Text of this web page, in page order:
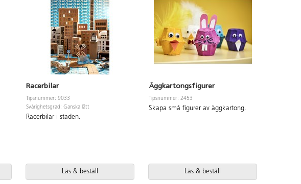
Racerbilar
Tipsnummer: 9033
Svårighetsgrad: Ganska lätt
Racerbilar i staden.
Läs & beställ
Äggkartongsfigurer
Tipsnummer: 2453
Skapa små figurer av äggkartong.
Läs & beställ